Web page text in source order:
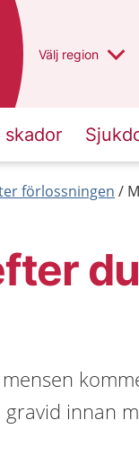
Du har valt region
Välj en annan
region
skador
förlossningen
innan